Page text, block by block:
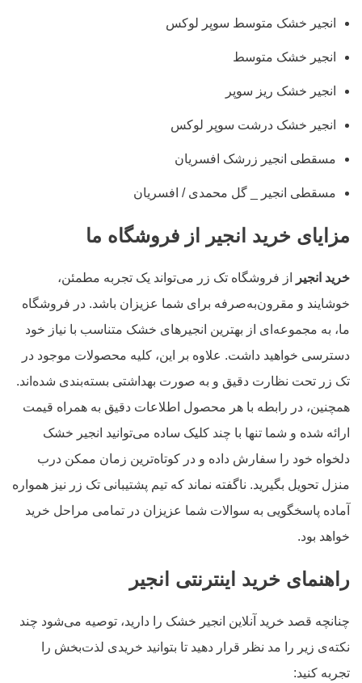
انجیر خشک متوسط سوپر لوکس
انجیر خشک متوسط
انجیر خشک ریز سوپر
انجیر خشک درشت سوپر لوکس
مسقطی انجیر زرشک افسریان
مسقطی انجیر _ گل محمدی / افسریان
مزایای خرید انجیر از فروشگاه ما
خرید انجیر
از فروشگاه تک زر می‌تواند یک تجربه مطمئن،
خوشایند و مقرون‌به‌صرفه برای شما عزیزان باشد. در فروشگاه
ما، به مجموعه‌ای از بهترین انجیرهای خشک متناسب با نیاز خود
دسترسی خواهید داشت. علاوه بر این، کلیه محصولات موجود در
تک زر تحت نظارت دقیق و به صورت بهداشتی بسته‌بندی شده‌اند.
همچنین، در رابطه با هر محصول اطلاعات دقیق به همراه قیمت
ارائه شده و شما تنها با چند کلیک ساده می‌توانید انجیر خشک
دلخواه خود را سفارش داده و در کوتاه‌ترین زمان ممکن درب
منزل تحویل بگیرید. ناگفته نماند که تیم پشتیبانی تک زر نیز همواره
آماده‌ پاسخگویی به سوالات شما عزیزان در تمامی مراحل خرید
خواهد بود.
راهنمای خرید اینترنتی انجیر
چنانچه قصد خرید آنلاین انجیر خشک را دارید، توصیه می‌شود چند
نکته‌ی زیر را مد نظر قرار دهید تا بتوانید خریدی لذت‌بخش را
تجربه کنید: